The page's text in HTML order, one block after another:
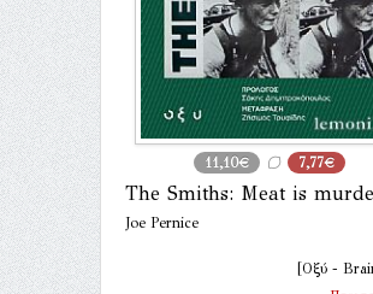
11,10€ 7,77€
The Smiths: Meat is
Joe Pernice
[Οξύ -